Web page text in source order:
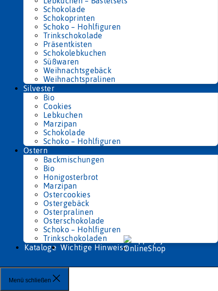
Schokolade
Schokoprinten
Schoko – Hohlfiguren
Trinkschokolade
Präsentkisten
Schokolebkuchen
Süßwaren
Weihnachtsgebäck
Weihnachtspralinen
Silvester
Bio
Cookies
Lebkuchen
Marzipan
Schokolade
Schoko – Hohlfiguren
Ostern
Backmischungen
Bio
Honigosterbrot
Marzipan
Ostercookies
Ostergebäck
Osterpralinen
Osterschokolade
Schoko – Hohlfiguren
Trinkschokoladen
Kataloge Wichtige Hinweise
Menü schließen